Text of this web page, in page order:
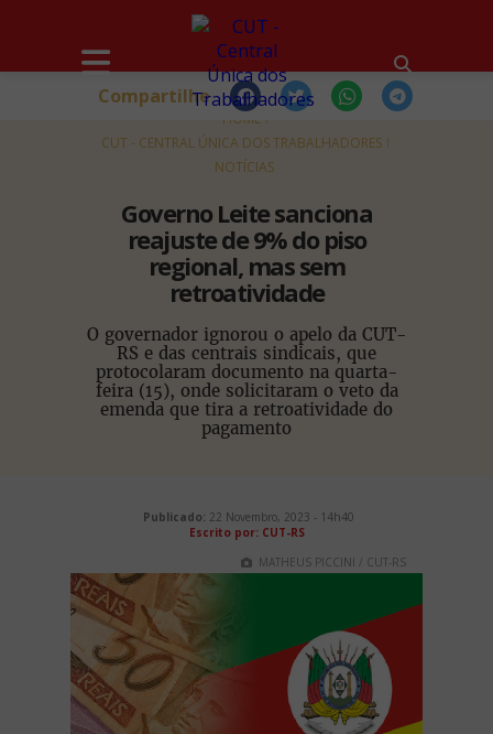
HOME
CUT - CENTRAL ÚNICA DOS TRABALHADORES
NOTÍCIAS
Governo Leite sanciona
reajuste de 9% do piso
regional, mas sem
retroatividade
O governador ignorou o apelo da CUT-
RS e das centrais sindicais, que
protocolaram documento na quarta-
feira (15), onde solicitaram o veto da
emenda que tira a retroatividade do
pagamento
Compartilhe
Publicado: 22 Novembro, 2023 - 14h40
Escrito por: CUT-RS
MATHEUS PICCINI / CUT-RS